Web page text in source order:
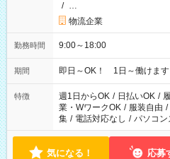
/ …
物流企業
勤務時間 9:00～18:00
期間 即日～OK！ 1日～働けます
特徴 週1日からOK / 日払いOK /
業・WワークOK / 服装自由 /
集 / 電話対応なし / パソコン
気になる！ 応募